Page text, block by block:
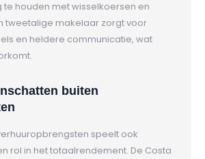
te houden met wisselkoersen en
tweetalige makelaar zorgt voor
en heldere communicatie, wat
buiten
speelt ook
rol in het totaalrendement. De Costa